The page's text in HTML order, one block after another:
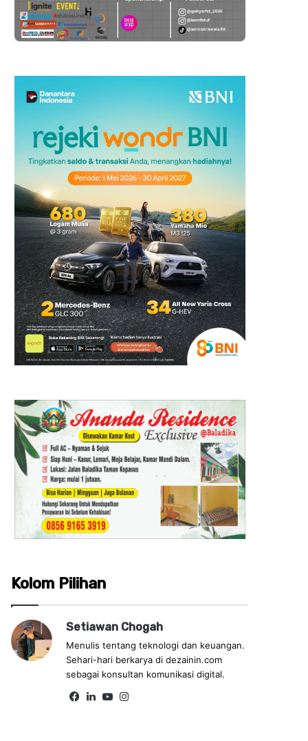
Kolom Pilihan
Setiawan Chogah
Menulis tentang teknologi dan keuangan.
Sehari-hari berkarya di dezainin.com
sebagai konsultan komunikasi digital.
Fa Lin Yo